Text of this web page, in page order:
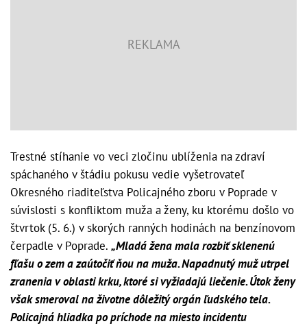
Trestné stíhanie vo veci zločinu ublíženia na zdraví
spáchaného v štádiu pokusu vedie vyšetrovateľ
Okresného riaditeľstva Policajného zboru v Poprade v
súvislosti s konfliktom muža a ženy, ku ktorému došlo vo
štvrtok (5. 6.) v skorých ranných hodinách na benzínovom
čerpadle v Poprade. „Mladá žena mala rozbiť sklenenú
fľašu o zem a zaútočiť ňou na muža. Napadnutý muž utrpel
zranenia v oblasti krku, ktoré si vyžiadajú liečenie. Útok ženy
však smeroval na životne dôležitý orgán ľudského tela.
Policajná hliadka po príchode na miesto incidentu